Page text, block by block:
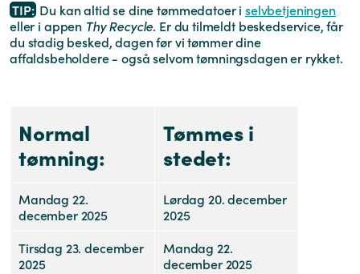
TIP: Du kan altid se dine tømmedatoer iselvbetjeningen
eller i appen Thy Recycle. Er du tilmeldt beskedservice, får
du stadig besked, dagen før vi tømmer dine
affaldsbeholdere - også selvom tømningsdagen er rykket.
Normal
tømning:
Tømmes i
stedet:
Mandag 22.
december 2025
Lørdag 20. december
2025
Tirsdag 23. december
2025
Mandag 22.
december 2025